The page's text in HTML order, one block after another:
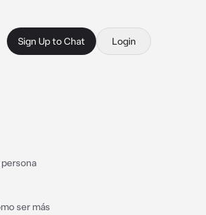
Sign Up to Chat Login
persona
ser más